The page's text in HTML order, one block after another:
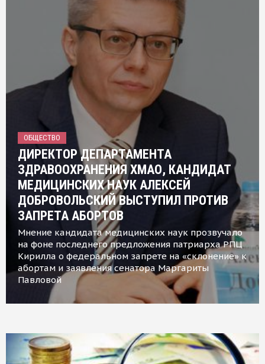
ОБЩЕСТВО
ДИРЕКТОР ДЕПАРТАМЕНТА
ЗДРАВООХРАНЕНИЯ ХМАО, КАНДИДАТ
МЕДИЦИНСКИХ НАУК АЛЕКСЕЙ
ДОБРОВОЛЬСКИЙ ВЫСТУПИЛ ПРОТИВ
ЗАПРЕТА АБОРТОВ
Мнение кандидата медицинских наук прозвучало
на фоне последнего предложения патриарха РПЦ
Кирилла о федеральном запрете на «склонение» к
абортам и заявления сенатора Маргариты
Павловой